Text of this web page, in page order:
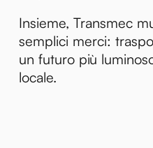
Insieme, Transmec
semplici merci:
un futuro più
locale.